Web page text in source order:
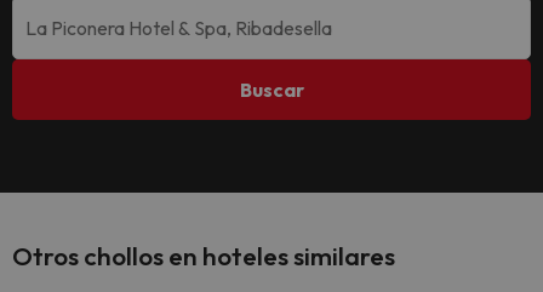
Buscar
Otros chollos en hoteles similares